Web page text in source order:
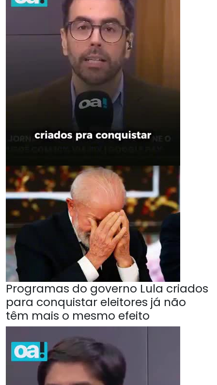
Programas do governo Lula criados
para conquistar eleitores já não
têm mais o mesmo efeito